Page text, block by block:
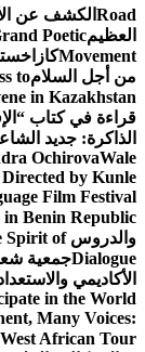
Road الكشف عن
العظيمPoetic
Movement
من أجل السلامto
in Kazakhstan
قراءة في كتاب
الذاكرة: جديد
OchirovaWale
by Kunle
Film Festival
Benin Republic.
والدروسSpirit of
Dialogueجمعية
الأكاديمي
in the World
Many Voices:
African Tour